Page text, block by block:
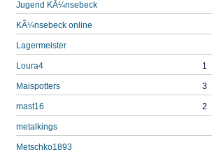
Jugend KÃ¼nsebeck
KÃ¼nsebeck online
Lagermeister
Loura4 1
Maispotters 3
mast16 2
metalkings
Metschko1893